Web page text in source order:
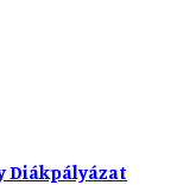
Diákpályázat